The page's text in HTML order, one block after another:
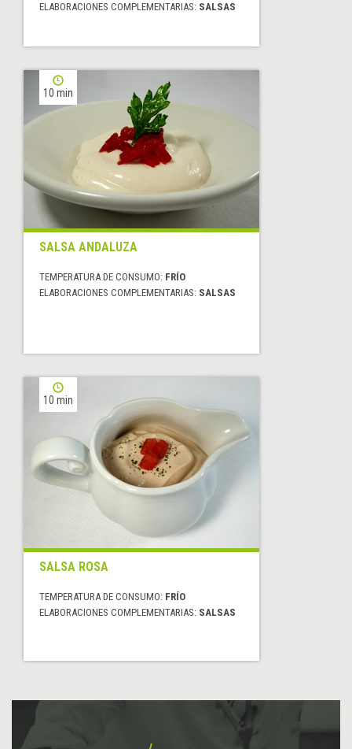
ELABORACIONES COMPLEMENTARIAS: SALSAS
10 min
SALSA ANDALUZA
TEMPERATURA DE CONSUMO: FRÍO
ELABORACIONES COMPLEMENTARIAS: SALSAS
10 min
SALSA ROSA
TEMPERATURA DE CONSUMO: FRÍO
ELABORACIONES COMPLEMENTARIAS: SALSAS